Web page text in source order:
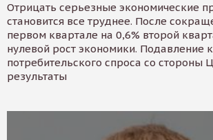
Отрицать серьезные экономические
становится все труднее. После
первом квартале на 0,6% второй
нулевой рост экономики. Подавление
потребительского спроса со стороны
результаты